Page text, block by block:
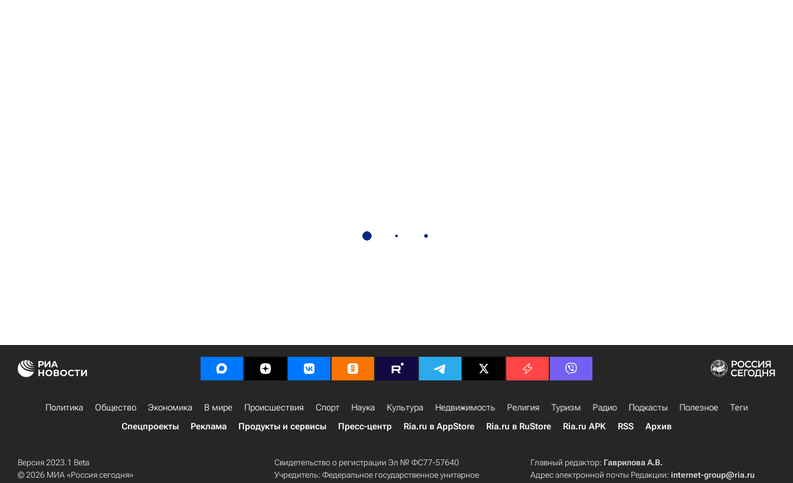
Политика Общество Экономика В мире Происшествия Спорт Наука Культура Недвижимость Религия Туризм Радио Подкасты Полезное
Теги
Спецпроекты
Реклама Продукты и сервисы Пресс-центр Ria.ru в AppStore Ria.ru в RuStore Ria.ru APK RSS Архив
Версия 2023.1 Beta
© 2026 МИА «Россия сегодня»
Свидетельство о регистрации Эл № ФС77-57640
Учредитель: Федеральное государственное унитарное
Главный редактор: Гаврилова А.В.
Адрес электронной почты Редакции:internet-group@ria.ru